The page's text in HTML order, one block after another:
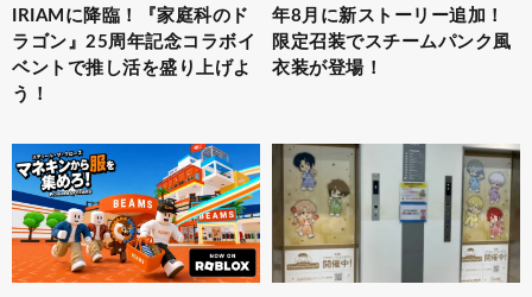
IRIAMに降臨！『家庭科のド
ラゴン』25周年記念コラボイ
ベントで推し活を盛り上げよ
う！
年8月に新ストーリー追加！
限定召装でスチームパンク風
衣装が登場！